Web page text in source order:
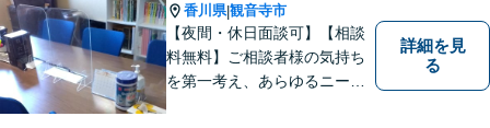
香川県|観音寺市
【夜間・休日面談可】【相談
料無料】ご相談者様の気持ち
を第一考え、あらゆるニーズ
詳細を見
る